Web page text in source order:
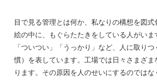
目で見る管理とは何か、私なりの構想を図式
絵の中に、もぐらたたきをしている人がいま
「ついつい」「うっかり」など、人に取り
慣）を表しています。工場では日々さまざま
ります。その原因を人のせいにするのではな